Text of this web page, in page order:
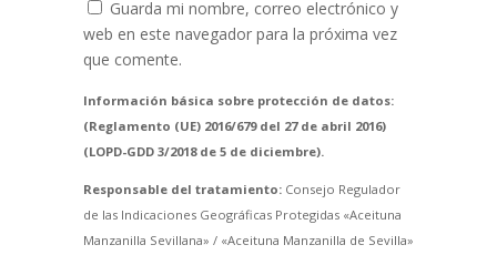
Guarda mi nombre, correo electrónico y
web en este navegador para la próxima vez
que comente.
Información básica sobre protección de datos:
(Reglamento (UE) 2016/679 del 27 de abril 2016)
(LOPD-GDD 3/2018 de 5 de diciembre).
Responsable del tratamiento:Consejo Regulador
de las Indicaciones Geográficas Protegidas «Aceituna
Manzanilla Sevillana» / «Aceituna Manzanilla de Sevilla»